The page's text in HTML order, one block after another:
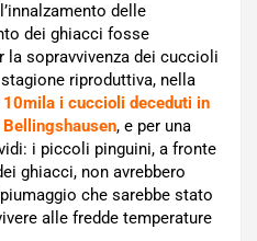
delle
dei ghiacci fosse
sopravvivenza dei cuccioli
riproduttiva, nella
10mila i cuccioli deceduti in
, e per una
i piccoli pinguini, a fronte
ghiacci, non avrebbero
che sarebbe stato
alle fredde temperature